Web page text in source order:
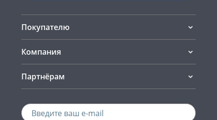
Покупателю
Компания
Партнёрам